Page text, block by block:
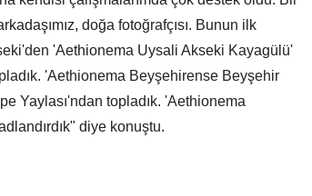
doğa fotoğrafçısı. Bunun ilk
'Aethionema Uysali Akseki Kayagülü'
'Aethionema Beyşehirense Beyşehir
Yaylası'ndan topladık. 'Aethionema
diye konuştu.